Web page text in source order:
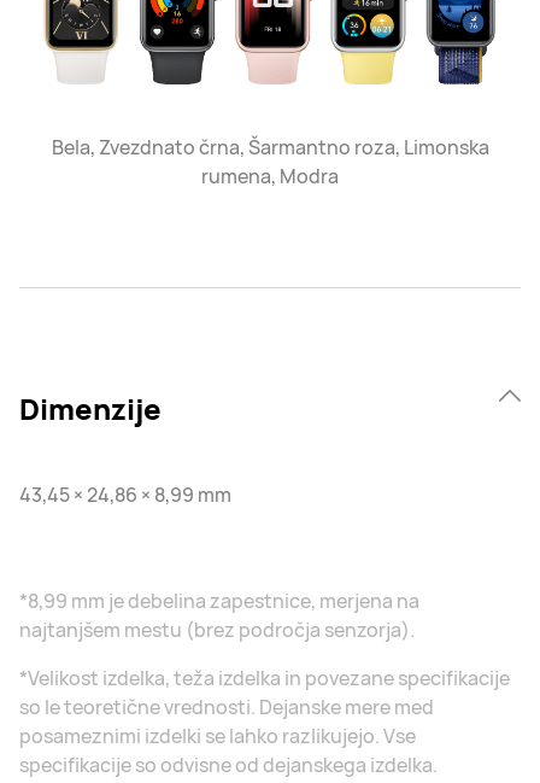
Bela, Zvezdnato črna, Šarmantno roza, Limonska
rumena, Modra
Dimenzije
43,45 × 24,86 × 8,99 mm
*8,99 mm je debelina zapestnice, merjena na
najtanjšem mestu (brez področja senzorja).
*Velikost izdelka, teža izdelka in povezane specifikacije
so le teoretične vrednosti. Dejanske mere med
posameznimi izdelki se lahko razlikujejo. Vse
specifikacije so odvisne od dejanskega izdelka.